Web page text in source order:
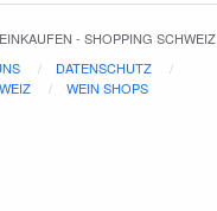
- SHOPPING SCHWEIZ
DATENSCHUTZ
WEIN SHOPS